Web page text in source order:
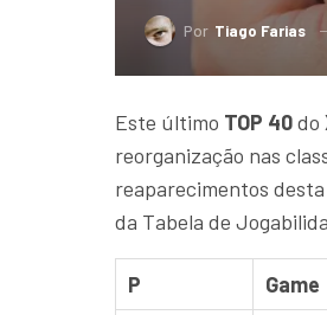
Por Tiago Farias
Este último TOP 40do
reorganização nas
reaparecimentos
da Tabela de
P Game